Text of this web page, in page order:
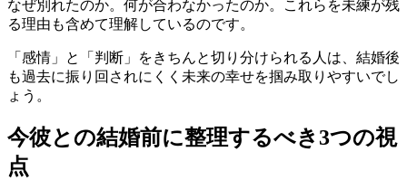
なぜ別れたのか。何が合わなかったのか。これらを未練が残
る理由も含めて理解しているのです。
「感情」と「判断」をきちんと切り分けられる人は、結婚後
も過去に振り回されにくく未来の幸せを掴み取りやすいでし
ょう。
今彼との結婚前に整理するべき3つの視
点